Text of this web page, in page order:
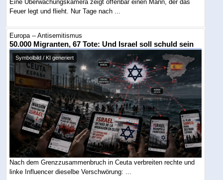
Eine Überwachungskamera zeigt offenbar einen Mann, der das
Feuer legt und flieht. Nur Tage nach ...
Europa -- Antisemitismus
50.000 Migranten, 67 Tote: Und Israel soll schuld sein
Symbolbild / KI generiert
Nach dem Grenzzusammenbruch in Ceuta verbreiten rechte und
linke Influencer dieselbe Verschwörung: ...